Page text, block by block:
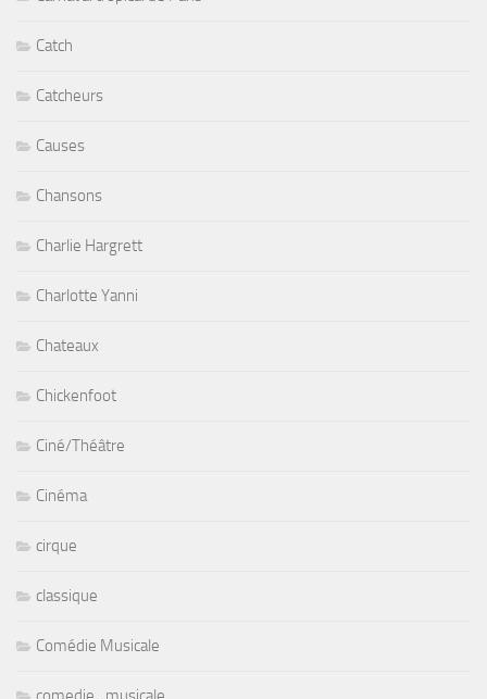
Catch
Catcheurs
Causes
Chansons
Charlie Hargrett
Charlotte Yanni
Chateaux
Chickenfoot
Ciné/Théâtre
Cinéma
cirque
classique
Comédie Musicale